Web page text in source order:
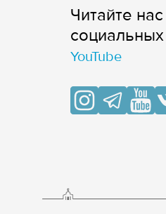
Читайте
cоциальных
YouTube